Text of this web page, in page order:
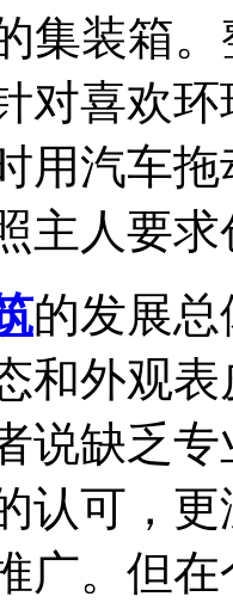
集装箱
对喜欢
用汽车
主人要求
的发展
和外观
说缺乏
认可，
广。但